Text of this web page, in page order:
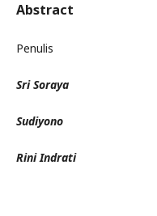
Abstract
Penulis
Sri Soraya
Sudiyono
Rini Indrati